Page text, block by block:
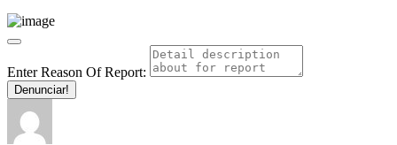
Enter Reason Of Report:
Denunciar!